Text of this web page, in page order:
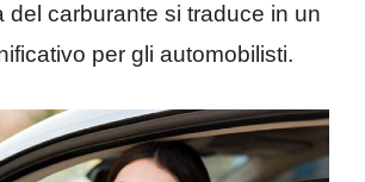
del carburante si traduce in un
per gli automobilisti.